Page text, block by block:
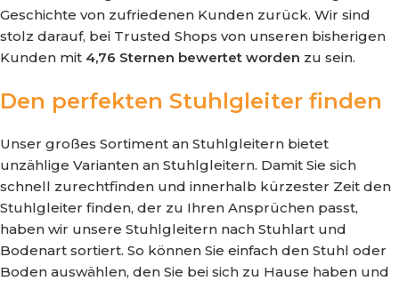
Geschichte von zufriedenen Kunden zurück. Wir sind
stolz darauf, bei Trusted Shops von unseren bisherigen
Kunden mit 4,76 Sternen bewertet worden zu sein.
Den perfekten Stuhlgleiter finden
Unser großes Sortiment an Stuhlgleitern bietet
unzählige Varianten an Stuhlgleitern. Damit Sie sich
schnell zurechtfinden und innerhalb kürzester Zeit den
Stuhlgleiter finden, der zu Ihren Ansprüchen passt,
haben wir unsere Stuhlgleitern nach Stuhlart und
Bodenart sortiert. So können Sie einfach den Stuhl oder
Boden auswählen, den Sie bei sich zu Hause haben und